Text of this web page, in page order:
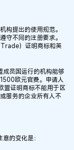
构提出的使用规范。
守不同的注册要求。
）证明商标和英
成员国运行的机构能够
欧元官费。申请人
盟证明商标不能用于区
服务的企业所有人不
的变化是：